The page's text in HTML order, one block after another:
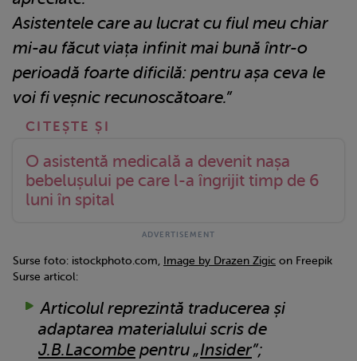
Asistentele care au lucrat cu fiul meu chiar
mi-au făcut viața infinit mai bună într-o
perioadă foarte dificilă: pentru așa ceva le
voi fi veșnic recunoscătoare.”
O asistentă medicală a devenit nașa
bebelușului pe care l-a îngrijit timp de 6
luni în spital
Surse foto: istockphoto.com, Image by Drazen Zigic on Freepik
Surse articol:
Articolul reprezintă traducerea și
adaptarea materialului scris de
J.B.Lacombe pentru „Insider”;